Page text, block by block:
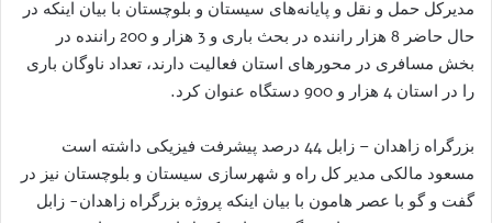
مدیرکل حمل و نقل و پایانه‌های سیستان و بلوچستان با بیان اینکه در
حال حاضر 8 هزار راننده در بحث باری و 3 هزار و 200 راننده در
بخش مسافری در محورهای استان فعالیت دارند، تعداد ناوگان باری
را در استان 4 هزار و 900 دستگاه عنوان کرد.
بزرگراه زاهدان – زابل 44 درصد پیشرفت فیزیکی داشته است
مسعود مالکی مدیر کل راه و شهرسازی سیستان و بلوچستان نیز در
گفت و گو با عصر هامون با بیان اینکه پروژه بزرگراه زاهدان- زابل